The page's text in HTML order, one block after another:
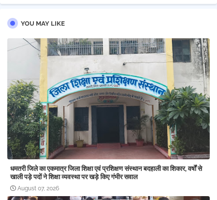
YOU MAY LIKE
धमतरी जिले का एकमात्र जिला शिक्षा एवं प्रशिक्षण संस्थान बदहाली का शिकार, वर्षों से
खाली पड़े पदों ने शिक्षा व्यवस्था पर खड़े किए गंभीर सवाल
August 07, 2026